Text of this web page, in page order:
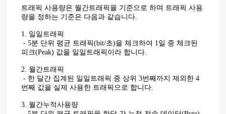
트래픽 사용량은 월간트래픽을 기준으로 하며 트래픽 사용
량을 정하는 기준은 다음과 같습니다.
1. 일일트래픽
- 5분 단위 평균 트래픽(bit/초)을 체크하여 1일 중 체크된
피크(Peak) 값을 일일트래픽이라 합니다.
2. 월간트래픽
- 한 달간 집계된 일일트래픽 중 상위 3번째까지 제외한 4
번째 값을 실제 사용한 트래픽으로 합니다.
3. 월간누적사용량